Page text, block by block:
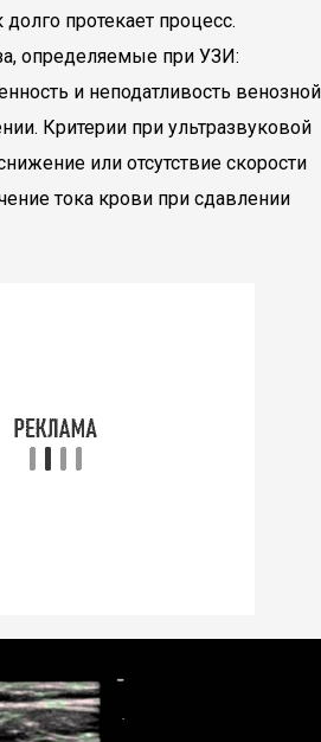
протекает процесс.
определяемые при УЗИ:
и неподатливость венозной
Критерии при ультразвуковой
или отсутствие скорости
тока крови при сдавлении